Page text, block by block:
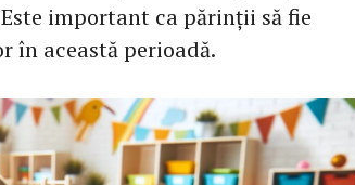
important ca părinții să fie
în această perioadă.